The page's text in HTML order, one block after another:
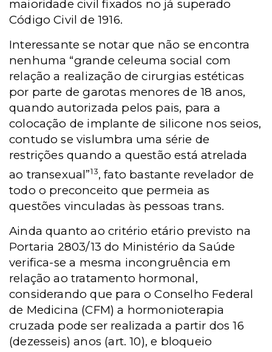
maioridade civil fixados no já superado
Código Civil de 1916.
Interessante se notar que não se encontra
nenhuma “gran­de celeuma social com
relação a realização de cirurgias estéticas
por parte de garotas menores de 18 anos,
quando autorizada pelos pais, para a
colocação de implante de silicone nos seios,
contudo se vislumbra uma série de
restrições quando a questão está atrelada
ao transexual”13, fato bastante revelador de
todo o preconceito que permeia as
questões vinculadas às pessoas trans.
Ainda quanto ao critério etário previsto na
Portaria 2803/13 do Ministério da Saúde
verifica-se a mesma incongruência em
relação ao tratamento hormonal,
considerando que para o Conselho Federal
de Medicina (CFM) a hormonioterapia
cruzada pode ser realizada a partir dos 16
(dezesseis) anos (art. 10), e bloqueio